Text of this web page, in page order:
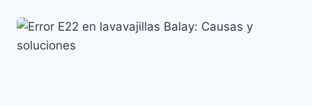
Lavavajillas AEG Error i30: Significado y Solución
Códigos de error y su significado